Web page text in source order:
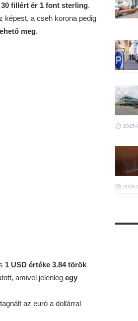
fillért ér 1 font sterling.
képest, a cseh korona pedig
meg.
1 USD értéke 3.84 török
amivel jelenleg egy
az euró a dollárral
2026-
2026-